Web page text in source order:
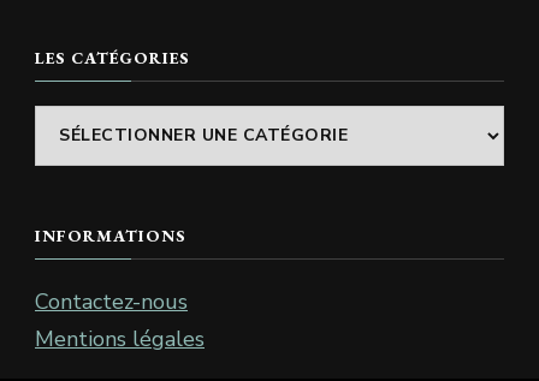
chose
LES CATÉGORIES
Les
catégories
INFORMATIONS
Contactez-nous
Mentions légales